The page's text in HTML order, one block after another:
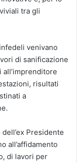
tra gli
venivano
di sanificazione
risultati
a
Presidente
all’affidamento
di lavori per